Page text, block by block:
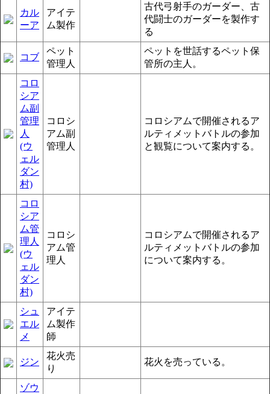
カル
ーア
アイテ
ム製作
古代弓射手のガーダー、古
代闘士のガーダーを製作す
る
コブ
ペット
管理人
ペットを世話するペット保
管所の主人。
コロ
シア
ム副
管理
人
(ウ
ェル
ダン
村)
コロシ
アム副
管理人
コロシアムで開催されるア
ルティメットバトルの参加
と観覧について案内する。
コロ
シア
ム管
理人
(ウ
ェル
ダン
村)
コロシ
アム管
理人
コロシアムで開催されるア
ルティメットバトルの参加
について案内する。
シュ
エル
メ
アイテ
ム製作
師
ジン
花火売
り
花火を売っている。
ゾウ